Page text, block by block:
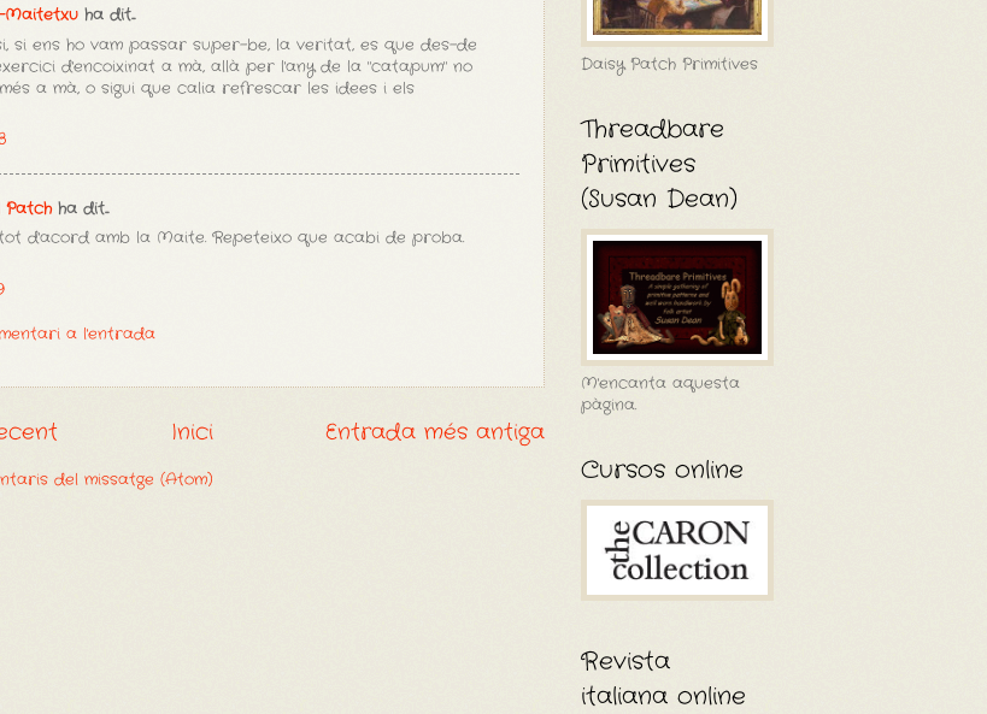
Maitetxu ha dit...
si ens ho vam passar super-be, la veritat, es que des-de
d'encoixinat a mà, allà per l'any de la "catapum" no
a mà, o sigui que calia refrescar les idees i els
Patchha dit...
d'acord amb la Maite. Repeteixo que acabi de proba.
a l'entrada
Entrada més antiga
Inici
del missatge (Atom)
Daisy Patch Primitives
Threadbare
Primitives
(Susan Dean)
M'encanta aquesta
pàgina.
Cursos online
Revista
italiana online